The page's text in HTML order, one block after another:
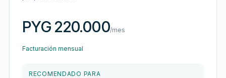
PYG 220.000/mes
Facturación mensual
RECOMENDADO PARA